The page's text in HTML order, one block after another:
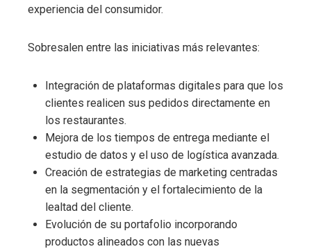
experiencia del consumidor.
Sobresalen entre las iniciativas más relevantes:
Integración de plataformas digitales para que los
clientes realicen sus pedidos directamente en
los restaurantes.
Mejora de los tiempos de entrega mediante el
estudio de datos y el uso de logística avanzada.
Creación de estrategias de marketing centradas
en la segmentación y el fortalecimiento de la
lealtad del cliente.
Evolución de su portafolio incorporando
productos alineados con las nuevas